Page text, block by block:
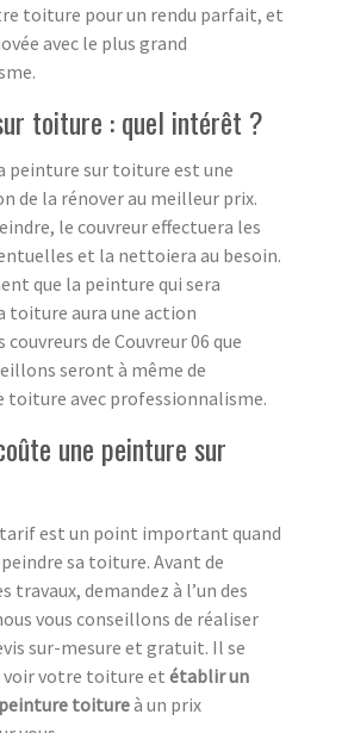
toiture pour un rendu parfait, et
avec le plus grand
toiture : quel intérêt ?
peinture sur toiture est une
de la rénover au meilleur prix.
le couvreur effectuera les
et la nettoiera au besoin.
que la peinture qui sera
toiture aura une action
de Couvreur 06 que
seront à même de
toiture avec professionnalisme.
une peinture sur
tarif est un point important quand
sa toiture. Avant de
travaux, demandez à l’un des
vous conseillons de réaliser
sur-mesure et gratuit. Il se
voir votre toiture et établir un
toitureà un prix